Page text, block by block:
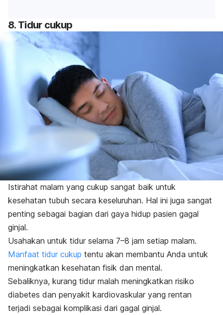
8. Tidur cukup
Istirahat malam yang cukup sangat baik untuk
kesehatan tubuh secara keseluruhan. Hal ini juga sangat
penting sebagai bagian dari gaya hidup pasien gagal
ginjal.
Usahakan untuk tidur selama 7–8 jam setiap malam.
Manfaat tidur cukup tentu akan membantu Anda untuk
meningkatkan kesehatan fisik dan mental.
Sebaliknya, kurang tidur malah meningkatkan risiko
diabetes dan penyakit kardiovaskular yang rentan
terjadi sebagai komplikasi dari gagal ginjal.